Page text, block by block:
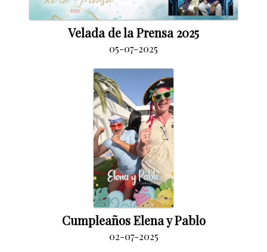
Velada de la Prensa 2025
05-07-2025
Cumpleaños Elena y Pablo
02-07-2025